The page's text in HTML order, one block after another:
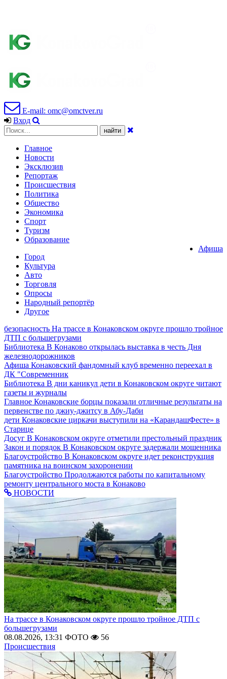
E-mail: omc@omctver.ru
Вход
Главное
Новости
Эксклюзив
Репортаж
Происшествия
Политика
Общество
Экономика
Спорт
Туризм
Образование
Афиша
Город
Культура
Авто
Торговля
Опросы
Народный репортёр
Другое
безопасность На трассе в Конаковском округе прошло тройное
ДТП с большегрузами
Библиотека В Конаково открылась выставка в честь Дня
железнодорожников
Афиша Конаковский фандомный клуб временно переехал в
ДК "Современник
Библиотека В дни каникул дети в Конаковском округе читают
газеты и журналы
Главное Конаковские борцы показали отличные результаты на
первенстве по джиу-джитсу в Абу-Даби
дети Конаковские циркачи выступили на «КарандашФесте» в
Старице
Досуг В Конаковском округе отметили престольный праздник
Закон и порядок В Конаковском округе задержали мошенника
Благоустройство В Конаковском округе идет реконструкция
памятника на воинском захоронении
Благоустройство Продолжаются работы по капитальному
ремонту центрального моста в Конаково
НОВОСТИ
На трассе в Конаковском округе прошло тройное ДТП с
большегрузами
08.08.2026, 13:31 ФОТО
56
Происшествия